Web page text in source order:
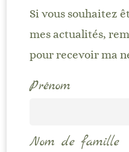
Si vous souhaitez
mes actualités,
pour recevoir ma
Prénom
Nom de famille